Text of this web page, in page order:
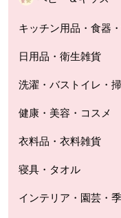
キッチン用品・食器
日用品・衛生雑貨
洗濯・バストイレ・
健康・美容・コスメ
衣料品・衣料雑貨
寝具・タオル
インテリア・園芸・